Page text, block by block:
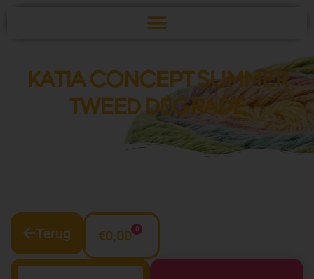
KATIA CONCEPT SUMMER
TWEED DEGRADE
Terug €0,00 0